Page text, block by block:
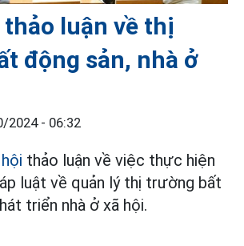
luận về thị
động sản, nhà ở
2024 - 06:32
thảo luận về việc thực hiện
luật về quản lý thị trường bất
triển nhà ở xã hội.